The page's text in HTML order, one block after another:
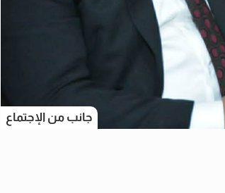
جانب من الإجتماع